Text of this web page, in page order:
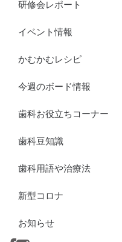
研修会レポート
イベント情報
かむかむレシピ
今週のボード情報
歯科お役立ちコーナー
歯科豆知識
歯科用語や治療法
新型コロナ
お知らせ